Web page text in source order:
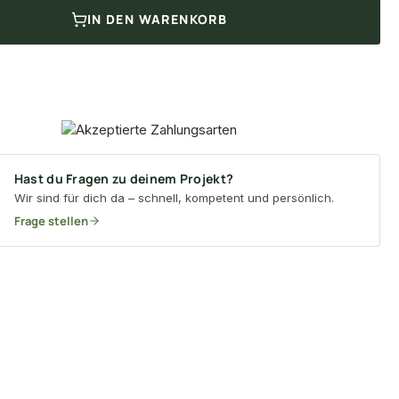
IN DEN WARENKORB
Hast du Fragen zu deinem Projekt?
Wir sind für dich da – schnell, kompetent und persönlich.
Frage stellen